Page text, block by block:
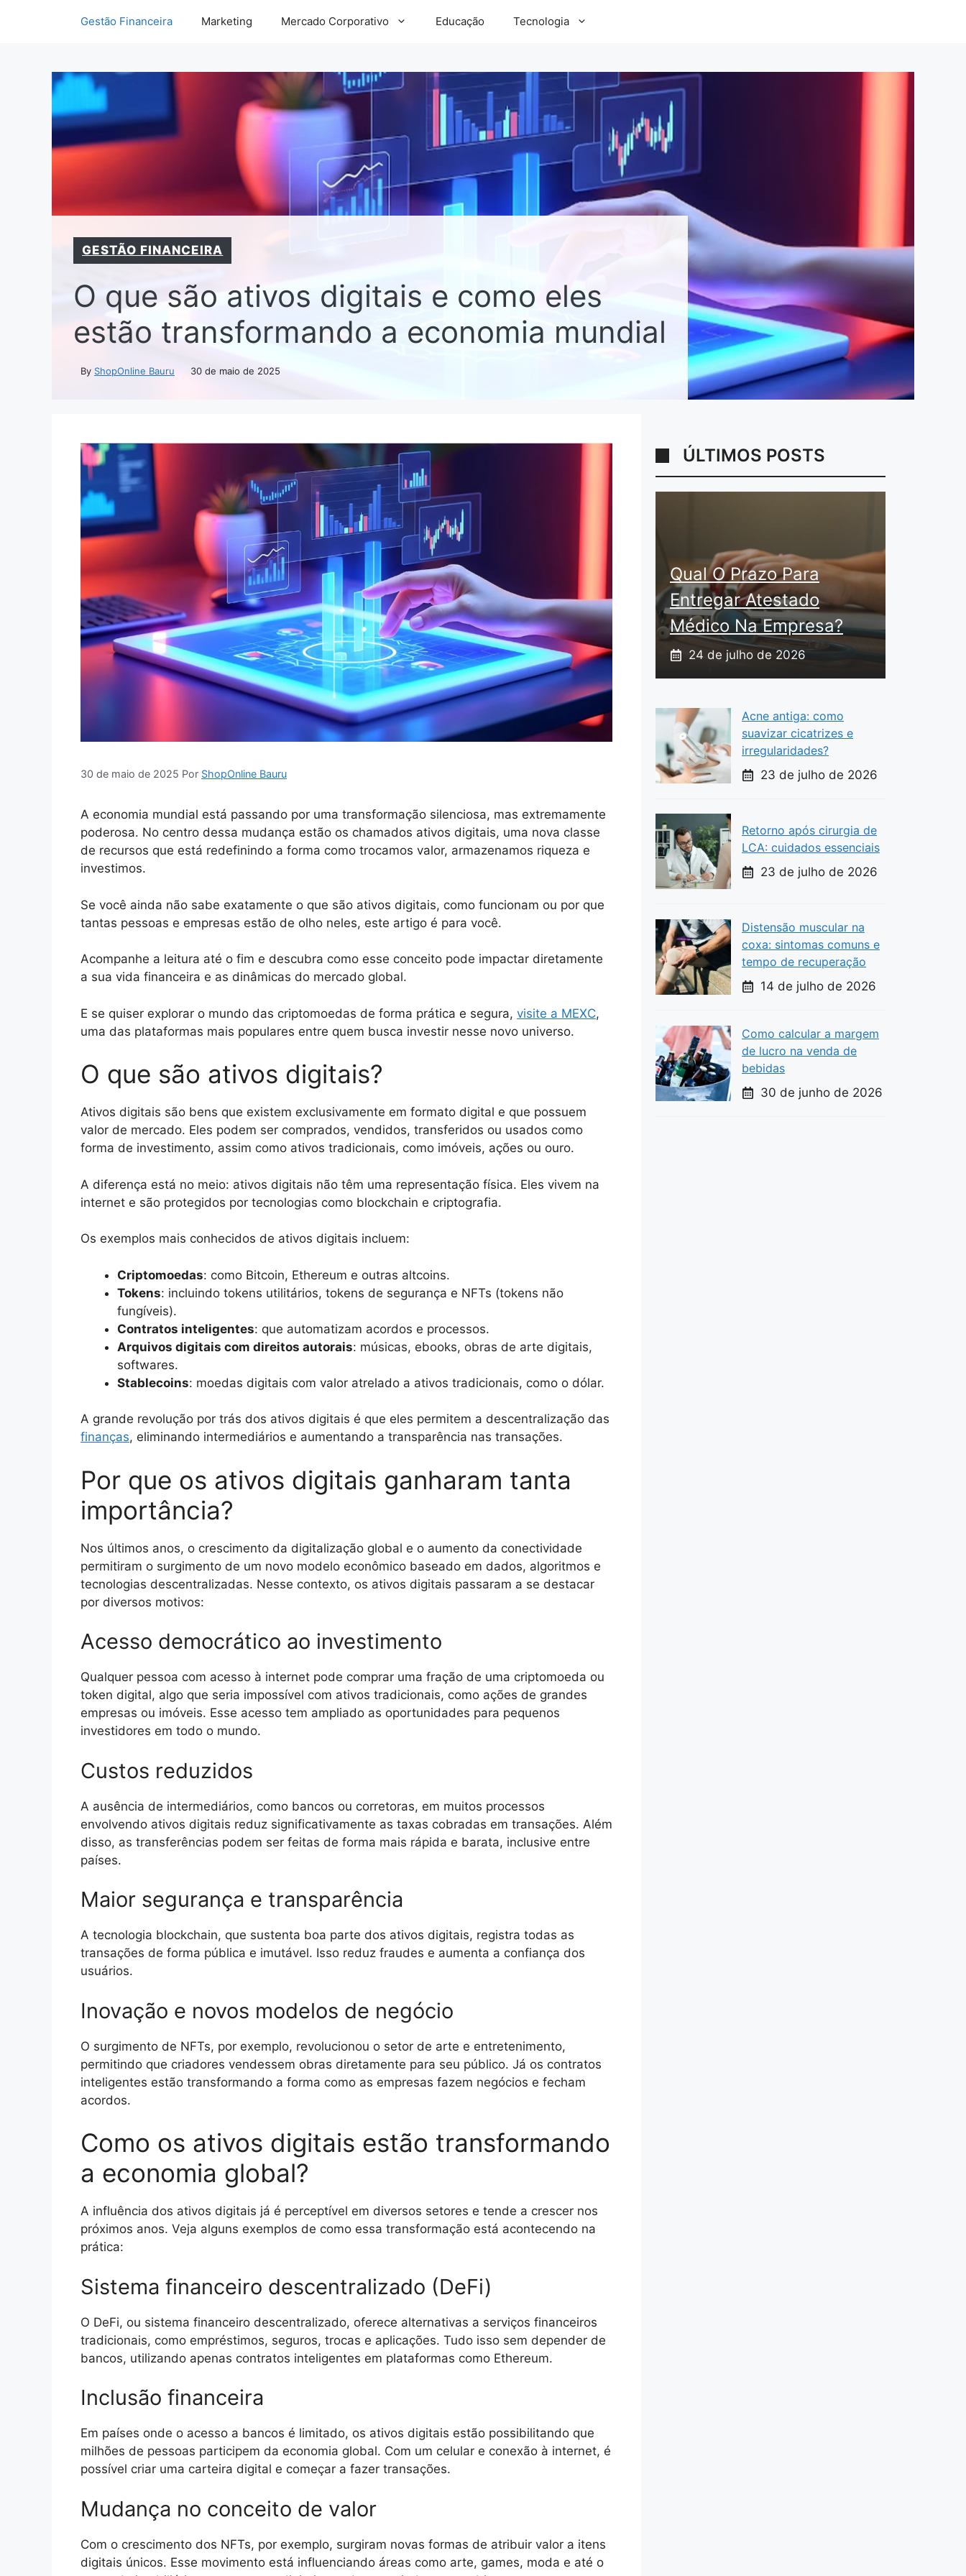
Gestão Financeira Marketing Mercado Corporativo Educação Tecnologia
GESTÃO FINANCEIRA
O que são ativos digitais e como eles
estão transformando a economia mundial
By ShopOnline Bauru 30 de maio de 2025
30 de maio de 2025 Por ShopOnline Bauru
A economia mundial está passando por uma transformação silenciosa, mas extremamente
poderosa. No centro dessa mudança estão os chamados ativos digitais, uma nova classe
de recursos que está redefinindo a forma como trocamos valor, armazenamos riqueza e
investimos.
Se você ainda não sabe exatamente o que são ativos digitais, como funcionam ou por que
tantas pessoas e empresas estão de olho neles, este artigo é para você.
Acompanhe a leitura até o fim e descubra como esse conceito pode impactar diretamente
a sua vida financeira e as dinâmicas do mercado global.
E se quiser explorar o mundo das criptomoedas de forma prática e segura, visite a MEXC,
uma das plataformas mais populares entre quem busca investir nesse novo universo.
O que são ativos digitais?
Ativos digitais são bens que existem exclusivamente em formato digital e que possuem
valor de mercado. Eles podem ser comprados, vendidos, transferidos ou usados como
forma de investimento, assim como ativos tradicionais, como imóveis, ações ou ouro.
A diferença está no meio: ativos digitais não têm uma representação física. Eles vivem na
internet e são protegidos por tecnologias como blockchain e criptografia.
Os exemplos mais conhecidos de ativos digitais incluem:
Criptomoedas: como Bitcoin, Ethereum e outras altcoins.
Tokens: incluindo tokens utilitários, tokens de segurança e NFTs (tokens não
fungíveis).
Contratos inteligentes: que automatizam acordos e processos.
Arquivos digitais com direitos autorais: músicas, ebooks, obras de arte digitais,
softwares.
Stablecoins: moedas digitais com valor atrelado a ativos tradicionais, como o dólar.
A grande revolução por trás dos ativos digitais é que eles permitem a descentralização das
finanças, eliminando intermediários e aumentando a transparência nas transações.
Por que os ativos digitais ganharam tanta
importância?
Nos últimos anos, o crescimento da digitalização global e o aumento da conectividade
permitiram o surgimento de um novo modelo econômico baseado em dados, algoritmos e
tecnologias descentralizadas. Nesse contexto, os ativos digitais passaram a se destacar
por diversos motivos:
Acesso democrático ao investimento
Qualquer pessoa com acesso à internet pode comprar uma fração de uma criptomoeda ou
token digital, algo que seria impossível com ativos tradicionais, como ações de grandes
empresas ou imóveis. Esse acesso tem ampliado as oportunidades para pequenos
investidores em todo o mundo.
Custos reduzidos
A ausência de intermediários, como bancos ou corretoras, em muitos processos
envolvendo ativos digitais reduz significativamente as taxas cobradas em transações. Além
disso, as transferências podem ser feitas de forma mais rápida e barata, inclusive entre
países.
Maior segurança e transparência
A tecnologia blockchain, que sustenta boa parte dos ativos digitais, registra todas as
transações de forma pública e imutável. Isso reduz fraudes e aumenta a confiança dos
usuários.
Inovação e novos modelos de negócio
O surgimento de NFTs, por exemplo, revolucionou o setor de arte e entretenimento,
permitindo que criadores vendessem obras diretamente para seu público. Já os contratos
inteligentes estão transformando a forma como as empresas fazem negócios e fecham
acordos.
Como os ativos digitais estão transformando
a economia global?
A influência dos ativos digitais já é perceptível em diversos setores e tende a crescer nos
próximos anos. Veja alguns exemplos de como essa transformação está acontecendo na
prática:
Sistema financeiro descentralizado (DeFi)
O DeFi, ou sistema financeiro descentralizado, oferece alternativas a serviços financeiros
tradicionais, como empréstimos, seguros, trocas e aplicações. Tudo isso sem depender de
bancos, utilizando apenas contratos inteligentes em plataformas como Ethereum.
Inclusão financeira
Em países onde o acesso a bancos é limitado, os ativos digitais estão possibilitando que
milhões de pessoas participem da economia global. Com um celular e conexão à internet, é
possível criar uma carteira digital e começar a fazer transações.
Mudança no conceito de valor
Com o crescimento dos NFTs, por exemplo, surgiram novas formas de atribuir valor a itens
digitais únicos. Esse movimento está influenciando áreas como arte, games, moda e até o
ÚLTIMOS POSTS
Qual O Prazo Para
Entregar Atestado
Médico Na Empresa?
24 de julho de 2026
Acne antiga: como
suavizar cicatrizes e
irregularidades?
23 de julho de 2026
Retorno após cirurgia de
LCA: cuidados essenciais
23 de julho de 2026
Distensão muscular na
coxa: sintomas comuns e
tempo de recuperação
14 de julho de 2026
Como calcular a margem
de lucro na venda de
bebidas
30 de junho de 2026